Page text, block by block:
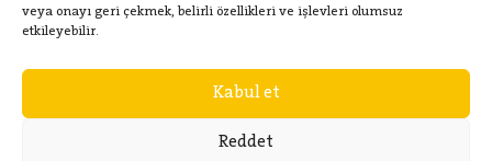
veya onayı geri çekmek, belirli özellikleri ve işlevleri olumsuz
etkileyebilir.
Kabul et
Reddet
Kategoriler